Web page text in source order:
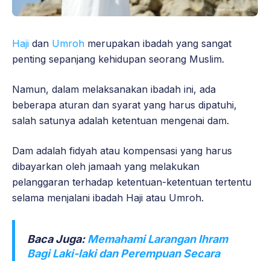
Haji dan Umroh merupakan ibadah yang sangat
penting sepanjang kehidupan seorang Muslim.
Namun, dalam melaksanakan ibadah ini, ada
beberapa aturan dan syarat yang harus dipatuhi,
salah satunya adalah ketentuan mengenai dam.
Dam adalah fidyah atau kompensasi yang harus
dibayarkan oleh jamaah yang melakukan
pelanggaran terhadap ketentuan-ketentuan tertentu
selama menjalani ibadah Haji atau Umroh.
Baca Juga:Memahami Larangan Ihram
Bagi Laki-laki dan Perempuan Secara